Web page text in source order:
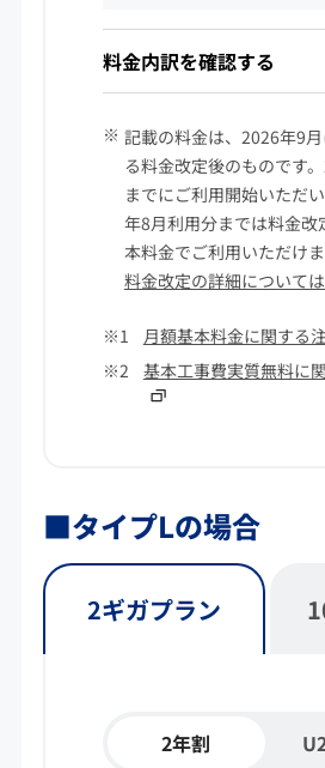
料金内訳を確認する
記載の料金は、2026年9
る料金改定後のものです
までにご利用開始いただ
年8月利用分までは料金改
本料金でご利用いただけま
料金改定の詳細について
月額基本料金に関する
基本工事費実質無料に
■タイプLの場合
2ギガプラン
2年割